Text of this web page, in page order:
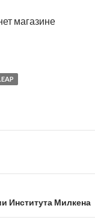
магазине
Института Милкена